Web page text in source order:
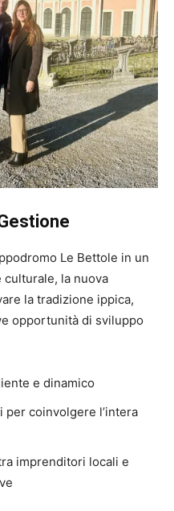
Le Bettole in un
la nuova
la tradizione ippica,
opportunità di sviluppo
e dinamico
coinvolgere l’intera
imprenditori locali e